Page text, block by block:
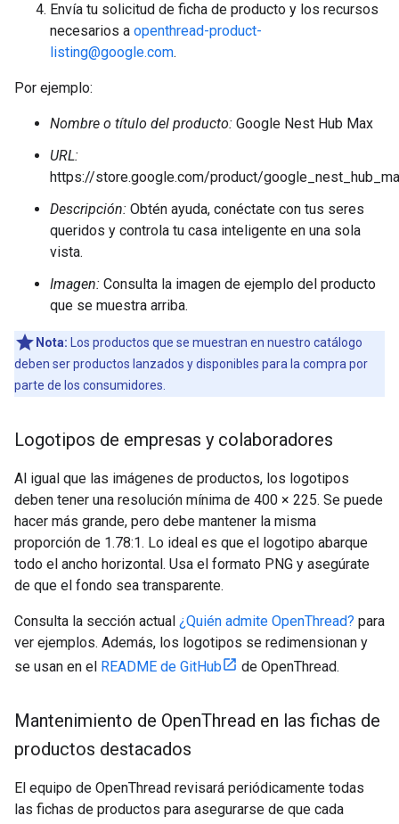
Envía tu solicitud de ficha de producto y los recursos
necesarios a openthread-product-
listing@google.com.
Por ejemplo:
Nombre o título del producto: Google Nest Hub Max
URL:
https://store.google.com/product/
Descripción: Obtén ayuda, conéctate con tus seres
queridos y controla tu casa inteligente en una sola
vista.
Imagen: Consulta la imagen de ejemplo del producto
que se muestra arriba.
Nota: Los productos que se muestran en nuestro catálogo
deben ser productos lanzados y disponibles para la compra por
parte de los consumidores.
Logotipos de empresas y colaboradores
Al igual que las imágenes de productos, los logotipos
deben tener una resolución mínima de 400 × 225. Se puede
hacer más grande, pero debe mantener la misma
proporción de 1.78:1. Lo ideal es que el logotipo abarque
todo el ancho horizontal. Usa el formato PNG y asegúrate
de que el fondo sea transparente.
Consulta la sección actual ¿Quién admite OpenThread? para
ver ejemplos. Además, los logotipos se redimensionan y
se usan en el README de GitHub de OpenThread.
Mantenimiento de OpenThread en las fichas de
productos destacados
El equipo de OpenThread revisará periódicamente todas
las fichas de productos para asegurarse de que cada